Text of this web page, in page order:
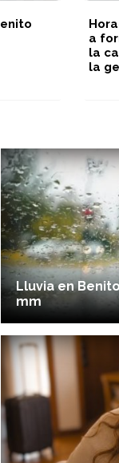
a
la
la
Lluvia en
mm